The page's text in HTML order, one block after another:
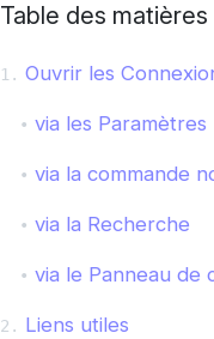
Table des matières
Ouvrir les
via les Paramètres
via la commande
via la Recherche
via le Panneau de
Liens utiles